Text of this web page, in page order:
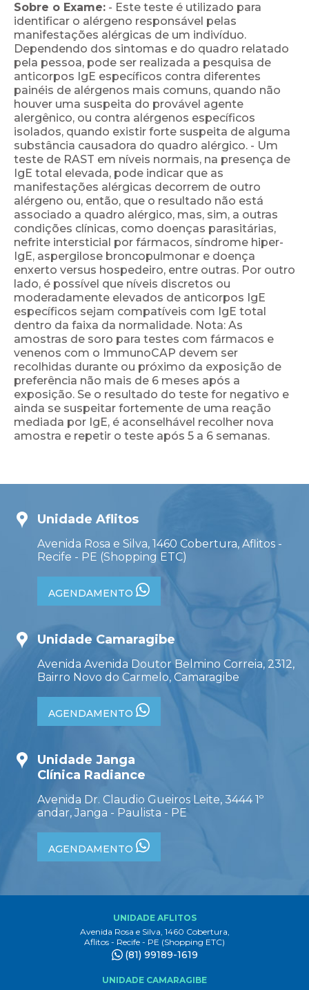
Sobre o Exame: - Este teste é utilizado para
identificar o alérgeno responsável pelas
manifestações alérgicas de um indivíduo.
Dependendo dos sintomas e do quadro relatado
pela pessoa, pode ser realizada a pesquisa de
anticorpos IgE específicos contra diferentes
painéis de alérgenos mais comuns, quando não
houver uma suspeita do provável agente
alergênico, ou contra alérgenos específicos
isolados, quando existir forte suspeita de alguma
substância causadora do quadro alérgico. - Um
teste de RAST em níveis normais, na presença de
IgE total elevada, pode indicar que as
manifestações alérgicas decorrem de outro
alérgeno ou, então, que o resultado não está
associado a quadro alérgico, mas, sim, a outras
condições clínicas, como doenças parasitárias,
nefrite intersticial por fármacos, síndrome hiper-
IgE, aspergilose broncopulmonar e doença
enxerto versus hospedeiro, entre outras. Por outro
lado, é possível que níveis discretos ou
moderadamente elevados de anticorpos IgE
específicos sejam compatíveis com IgE total
dentro da faixa da normalidade. Nota: As
amostras de soro para testes com fármacos e
venenos com o ImmunoCAP devem ser
recolhidas durante ou próximo da exposição de
preferência não mais de 6 meses após a
exposição. Se o resultado do teste for negativo e
ainda se suspeitar fortemente de uma reação
mediada por IgE, é aconselhável recolher nova
amostra e repetir o teste após 5 a 6 semanas.
Unidade Aflitos
Avenida Rosa e Silva, 1460 Cobertura, Aflitos -
Recife - PE (Shopping ETC)
AGENDAMENTO
Unidade Camaragibe
Avenida Avenida Doutor Belmino Correia, 2312,
Bairro Novo do Carmelo, Camaragibe
AGENDAMENTO
Unidade Janga
Clínica Radiance
Avenida Dr. Claudio Gueiros Leite, 3444 1º
andar, Janga - Paulista - PE
AGENDAMENTO
UNIDADE AFLITOS
Avenida Rosa e Silva, 1460 Cobertura,
Aflitos - Recife - PE (Shopping ETC)
(81) 99189-1619
UNIDADE CAMARAGIBE